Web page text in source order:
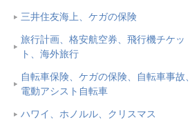
三井住友海上、ケガの保険
旅行計画、格安航空券、飛行機チケッ
ト、海外旅行
自転車保険、ケガの保険、自転車事故、
電動アシスト自転車
ハワイ、ホノルル、クリスマス